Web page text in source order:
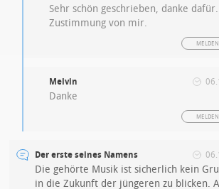
Sehr schön geschrieben, danke
Zustimmung von mir.
MELDEN
Melvin
Danke
MELDEN
Der erste seines Namens
Die gehörte Musik ist sicherlich kein
in die Zukunft der jüngeren zu blicken.